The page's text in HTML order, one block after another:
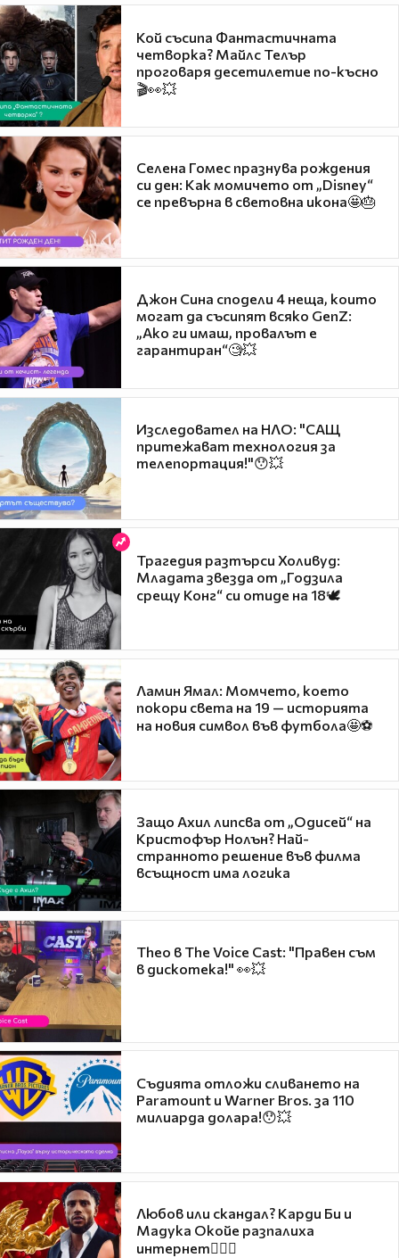
Кой съсипа Фантастичната
четворка? Майлс Телър
проговаря десетилетие по-късно
🎬👀💥
Селена Гомес празнува рождения
си ден: Как момичето от „Disney“
се превърна в световна икона🤩🎂
Джон Сина сподели 4 неща, които
могат да съсипят всяко GenZ:
„Ако ги имаш, провалът е
гарантиран“🧐💥
Изследовател на НЛО: "САЩ
притежават технология за
телепортация!"😯💥
Трагедия разтърси Холивуд:
Младата звезда от „Годзила
срещу Конг“ си отиде на 18🕊️
Ламин Ямал: Момчето, което
покори света на 19 — историята
на новия символ във футбола🤩⚽
Защо Ахил липсва от „Одисей“ на
Кристофър Нолън? Най-
странното решение във филма
всъщност има логика
Theo в The Voice Cast: "Правен съм
в дискотека!" 👀💥
Съдията отложи сливането на
Paramount и Warner Bros. за 110
милиарда долара!😯💥
Любов или скандал? Карди Би и
Мадука Окойе разпалиха
интернет❤️‍🔥🔥